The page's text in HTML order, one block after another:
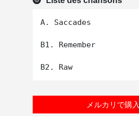
A. Saccades
B1. Remember
メルカリで購入